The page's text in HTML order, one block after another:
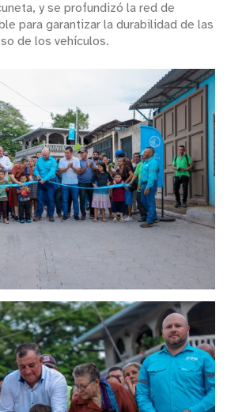
y se profundizó la red de
para garantizar la durabilidad de las
de los vehículos.